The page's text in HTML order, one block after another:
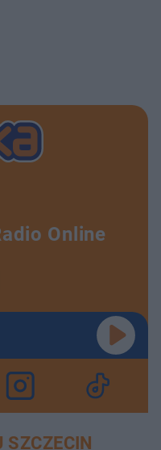
Online
SZCZECIN